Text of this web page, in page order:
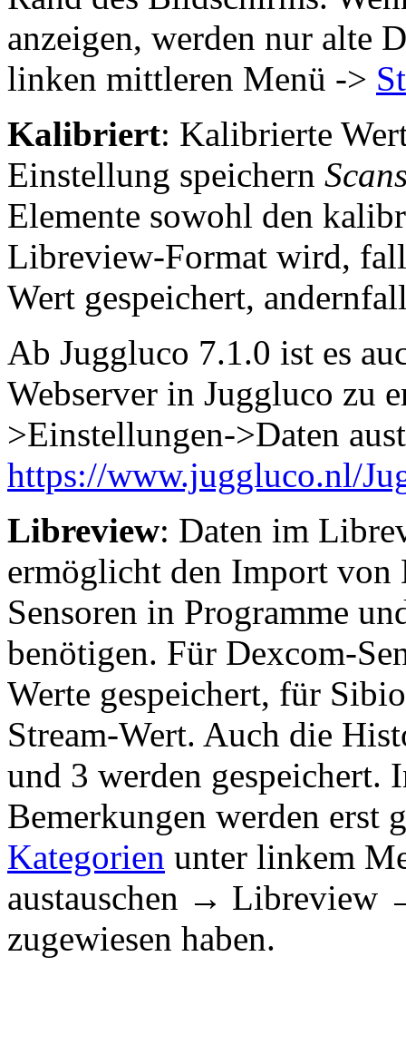
anzeigen, werden nur alte
linken mittleren Menü ->
Kalibriert: Kalibrierte
Einstellung speichern
Elemente sowohl den
Libreview-Format wird,
Wert gespeichert,
Ab Juggluco 7.1.0 ist es
Webserver in Juggluco zu
>Einstellungen->Daten
https://www.juggluco.nl/
Libreview: Daten im
ermöglicht den Import
Sensoren in Programme
benötigen. Für Dexcom-
Werte gespeichert, für
Stream-Wert. Auch die
und 3 werden gespeichert.
Bemerkungen werden erst
Kategorien unter linkem
austauschen →
zugewiesen haben.